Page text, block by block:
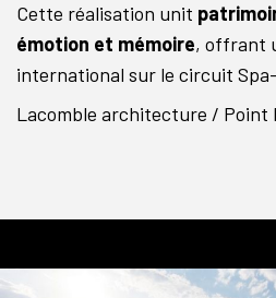
Cette réalisation unit
émotion et mémoire, offrant
international sur le circuit
Lacomble architecture / Point